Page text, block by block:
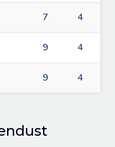
7 4
9 4
9 4